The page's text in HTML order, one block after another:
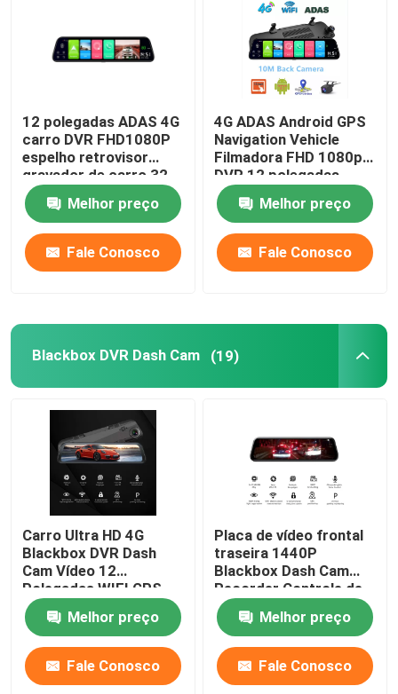
Casa
Show de RV
Câmera DVR para carro
DVR de carro 4G
Blackbox DVR Dash Cam
4K GPS Dash Cam
12 polegadas ADAS 4G
carro DVR FHD1080P
espelho retrovisor
gravador de carro 32
GB navegação GPS
Melhor preço
Fale Conosco
4G ADAS Android GPS
Navigation Vehicle
Filmadora FHD 1080p
DVR 12 polegadas
Melhor preço
Fale Conosco
Blackbox DVR Dash Cam (19)
Carro Ultra HD 4G
Blackbox DVR Dash
Cam Vídeo 12
Polegadas WIFI GPS
Track Sony IMX335
Melhor preço
Fale Conosco
Placa de vídeo frontal
traseira 1440P
Blackbox Dash Cam
Recorder Controle de
voz AI
Melhor preço
Fale Conosco